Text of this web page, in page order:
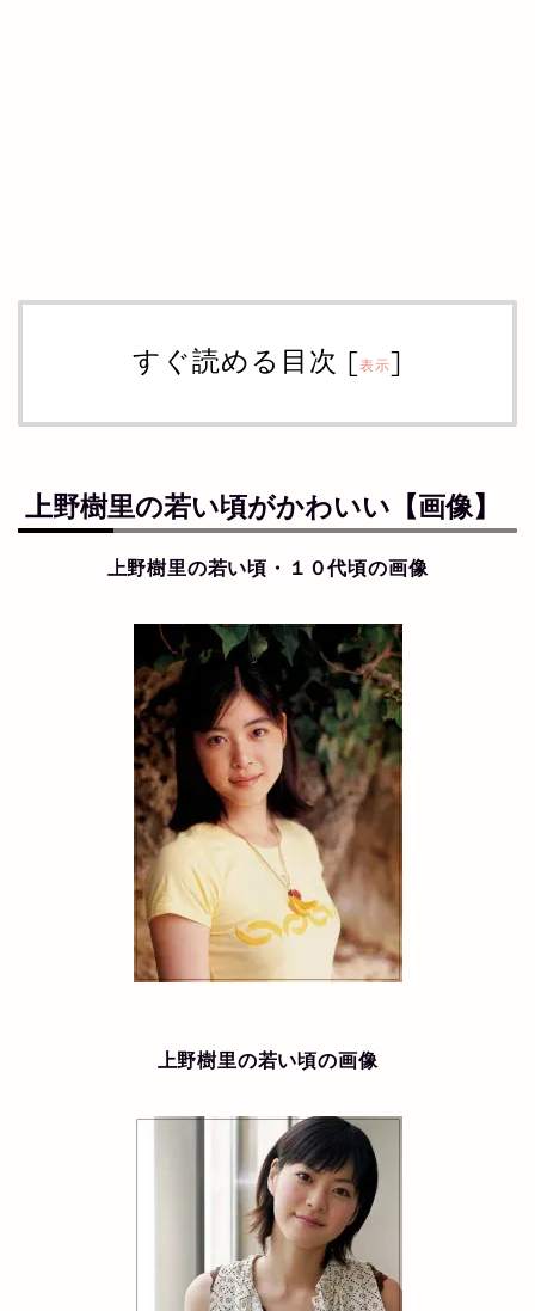
すぐ読める目次 [表示]
上野樹里の若い頃がかわいい【画像】
上野樹里の若い頃・１０代頃の画像
上野樹里の若い頃の画像